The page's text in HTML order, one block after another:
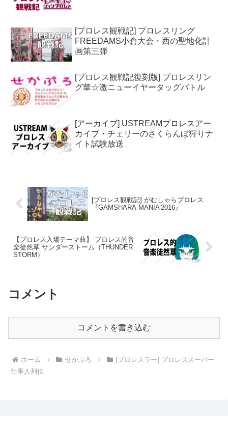
[プロレス観戦記] プロレスリング
FREEDAMS小倉大会・西の聖地化計
画第三弾
[プロレス観戦記復刻版] プロレスリン
グ華☆激ニューイヤータッグバトル
[アーカイブ] USTREAMプロレスアー
カイブ・チェリーのさくらんぼ狩りナ
イト試験放送
[プロレス観戦記] がむしゃらプロレス
『GAMSHARA MANIA’2016』
【プロレス入場テーマ曲】 プロレス的音
楽徒然草 サンダーストーム（THUNDER
STORM）
コメント
コメントを書き込む
ホーム せかぷろ
[プロレスラー] プロレススーパー
仕事人列伝